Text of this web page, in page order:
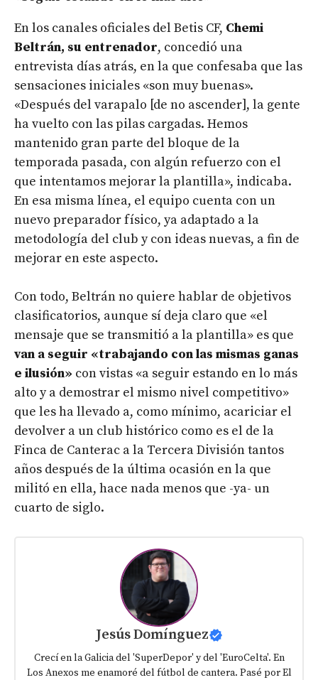
En los canales oficiales del Betis CF, Chemi
Beltrán, su entrenador, concedió una
entrevista días atrás, en la que confesaba que las
sensaciones iniciales «son muy buenas».
«Después del varapalo [de no ascender], la gente
ha vuelto con las pilas cargadas. Hemos
mantenido gran parte del bloque de la
temporada pasada, con algún refuerzo con el
que intentamos mejorar la plantilla», indicaba.
En esa misma línea, el equipo cuenta con un
nuevo preparador físico, ya adaptado a la
metodología del club y con ideas nuevas, a fin de
mejorar en este aspecto.
Con todo, Beltrán no quiere hablar de objetivos
clasificatorios, aunque sí deja claro que «el
mensaje que se transmitió a la plantilla» es que
van a seguir «trabajando con las mismas ganas
e ilusión» con vistas «a seguir estando en lo más
alto y a demostrar el mismo nivel competitivo»
que les ha llevado a, como mínimo, acariciar el
devolver a un club histórico como es el de la
Finca de Canterac a la Tercera División tantos
años después de la última ocasión en la que
militó en ella, hace nada menos que -ya- un
cuarto de siglo.
Jesús Domínguez
Crecí en la Galicia del 'SuperDepor' y del 'EuroCelta'. En
Los Anexos me enamoré del fútbol de cantera. Pasé por El